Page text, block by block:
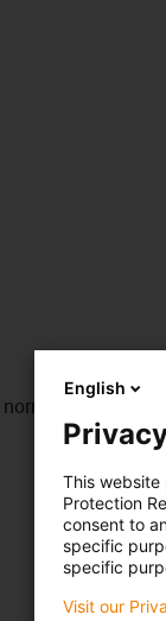
English
This website
Protection
consent to
specific
specific
Visit our